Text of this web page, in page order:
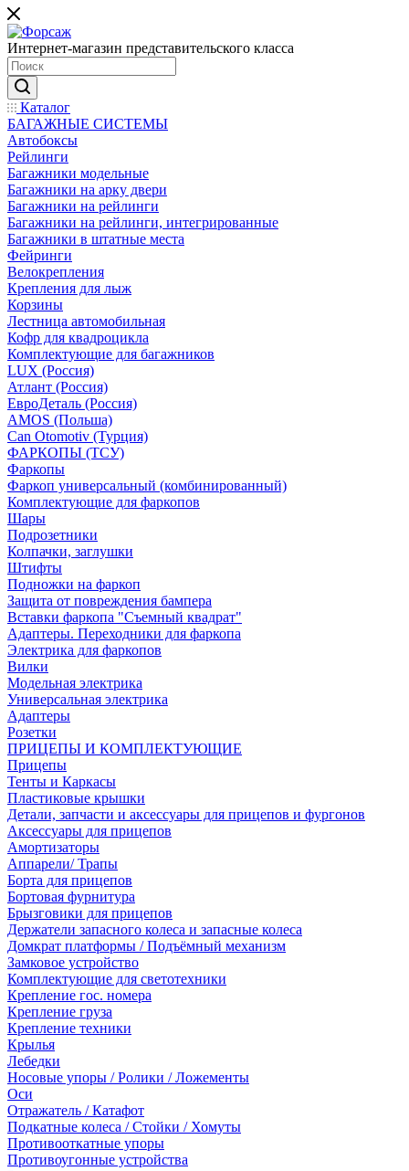
Интернет-магазин представительского класса
Каталог
БАГАЖНЫЕ СИСТЕМЫ
Автобоксы
Рейлинги
Багажники модельные
Багажники на арку двери
Багажники на рейлинги
Багажники на рейлинги, интегрированные
Багажники в штатные места
Фейринги
Велокрепления
Крепления для лыж
Корзины
Лестница автомобильная
Кофр для квадроцикла
Комплектующие для багажников
LUX (Россия)
Атлант (Россия)
ЕвроДеталь (Россия)
AMOS (Польша)
Can Otomotiv (Турция)
ФАРКОПЫ (ТСУ)
Фаркопы
Фаркоп универсальный (комбинированный)
Комплектующие для фаркопов
Шары
Подрозетники
Колпачки, заглушки
Штифты
Подножки на фаркоп
Защита от повреждения бампера
Вставки фаркопа "Съемный квадрат"
Адаптеры. Переходники для фаркопа
Электрика для фаркопов
Вилки
Модельная электрика
Универсальная электрика
Адаптеры
Розетки
ПРИЦЕПЫ И КОМПЛЕКТУЮЩИЕ
Прицепы
Тенты и Каркасы
Пластиковые крышки
Детали, запчасти и аксессуары для прицепов и фургонов
Аксессуары для прицепов
Амортизаторы
Аппарели/ Трапы
Борта для прицепов
Бортовая фурнитура
Брызговики для прицепов
Держатели запасного колеса и запасные колеса
Домкрат платформы / Подъёмный механизм
Замковое устройство
Комплектующие для светотехники
Крепление гос. номера
Крепление груза
Крепление техники
Крылья
Лебедки
Носовые упоры / Ролики / Ложементы
Оси
Отражатель / Катафот
Подкатные колеса / Стойки / Хомуты
Противооткатные упоры
Противоугонные устройства